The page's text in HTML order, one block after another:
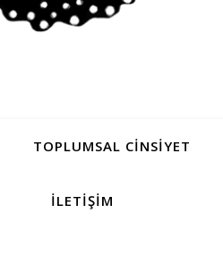
TOPLUMSAL CINSIYET
İLETIŞIM